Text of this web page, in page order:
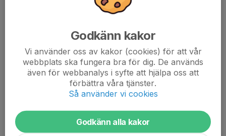
9 maj 2024
Håller med! Stor beundran för de ideella insatser som gör
att banorna håller bra standard till låga avgifter.
Ni gör ett fantastiskt arbete och alla medlemmar borde
Godkänn kakor
Vi använder oss av kakor (cookies) för att vår
webbplats ska fungera bra för dig. De används
även för webbanalys i syfte att hjälpa oss att
förbättra våra tjänster.
Så använder vi cookies
Godkänn alla kakor